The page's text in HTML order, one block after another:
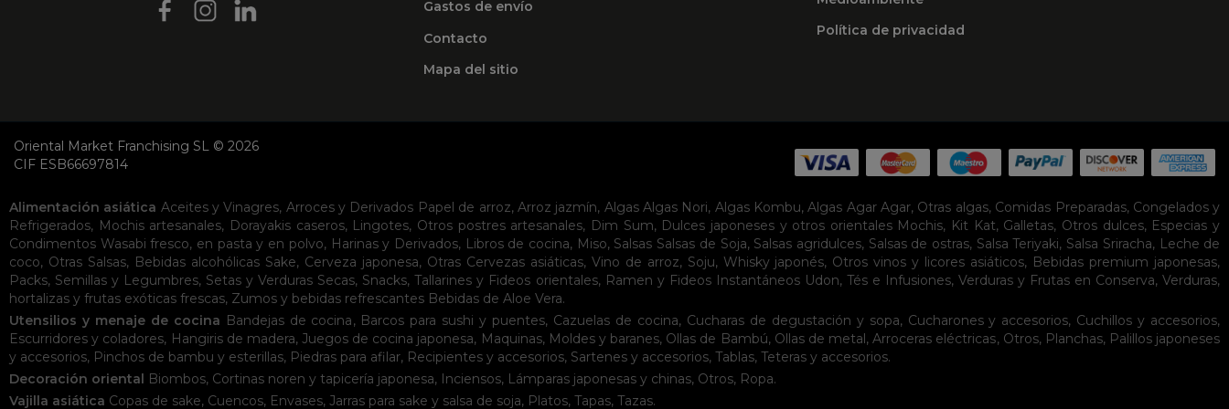
Gastos de envío
Contacto
Mapa del sitio
Política de privacidad
Oriental Market Franchising SL © 2026
CIF ESB66697814
Alimentación asiática Aceites y Vinagres, Arroces y Derivados Papel de arroz, Arroz jazmín, Algas Algas Nori, Algas Kombu,Algas Agar Agar, Otras algas, Comidas Preparadas, Congelados y
Refrigerados, Mochis artesanales, Dorayakis caseros, Lingotes, Otros postres artesanales, Dim Sum, Dulces japoneses y otros orientales Mochis, Kit Kat, Galletas, Otros dulces, Especias y
Condimentos Wasabi fresco, en pasta y en polvo, Harinas y Derivados, Libros de cocina, Miso, Salsas Salsas de Soja, Salsas agridulces, Salsas de ostras, Salsa Teriyaki, Salsa Sriracha, Leche de
coco, Otras Salsas, Bebidas alcohólicas Sake, Cerveza japonesa, Otras Cervezas asiáticas, Vino de arroz, Soju, Whisky japonés, Otros vinos y licores asiáticos, Bebidas premium japonesas,
Packs, Semillas y Legumbres, Setas y Verduras Secas, Snacks,Tallarines y Fideos orientales, Ramen y Fideos Instantáneos Udon, Tés e Infusiones, Verduras y Frutas en Conserva,Verduras,
hortalizas y frutas exóticas frescas, Zumos y bebidas refrescantes Bebidas de Aloe Vera.
Utensilios y menaje de cocina Bandejas de cocina, Barcos para sushi y puentes, Cazuelas de cocina, Cucharas de degustación y sopa, Cucharones y accesorios, Cuchillos y accesorios,
Escurridores y coladores, Hangiris de madera, Juegos de cocina japonesa, Maquinas, Moldes y baranes, Ollas de Bambú, Ollas de metal,Arroceras eléctricas, Otros, Planchas, Palillos japoneses
y accesorios, Pinchos de bambu y esterillas, Piedras para afilar, Recipientes y accesorios, Sartenes y accesorios, Tablas, Teteras y accesorios.
Decoración oriental Biombos, Cortinas noren y tapicería japonesa, Inciensos, Lámparas japonesas y chinas, Otros, Ropa.
Vajilla asiática Copas de sake, Cuencos, Envases, Jarras para sake y salsa de soja, Platos, Tapas, Tazas.